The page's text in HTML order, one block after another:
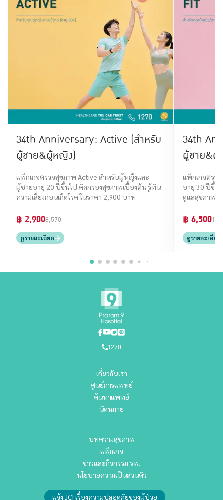
34th Anniversary: Active (สำหรับ
ผู้ชาย&ผู้หญิง)
แพ็กเกจตรวจสุขภาพ Active สำหรับผู้หญิงและ
ผู้ชายอายุ 20 ปีขึ้นไป คัดกรองสุขภาพเบื้องต้น รู้ทัน
ความเสี่ยงก่อนเกิดโรค ในราคา 2,900 บาท
฿ 2,9008,570
ดูรายละเอียด
34th
ผู้ชาย&
แพ็กเกจตรว
อายุ 30 ปีขึ้น
ดูแลสุขภาพเ
฿ 6,500
ดูรายละเอียด
1270
เกี่ยวกับเรา
ศูนย์การแพทย์
ค้นหาแพทย์
นัดหมาย
บทความสุขภาพ
แพ็กเกจ
ข่าวและกิจกรรม รพ.
นโยบายความเป็นส่วนตัว
แจ้ง JCI เรื่องความปลอดภัยของผู้ป่วย